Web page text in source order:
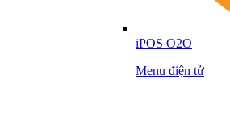
iPOS O2O
Menu điện tử